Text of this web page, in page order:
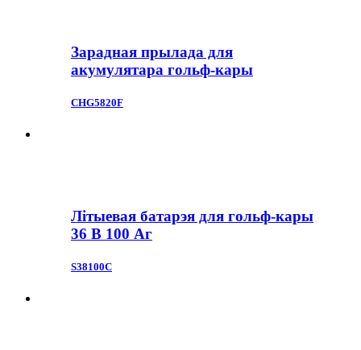
Зарадная прылада для
акумулятара гольф-кары
CHG5820F
Літыевая батарэя для гольф-кары
36 В 100 Аг
S38100C